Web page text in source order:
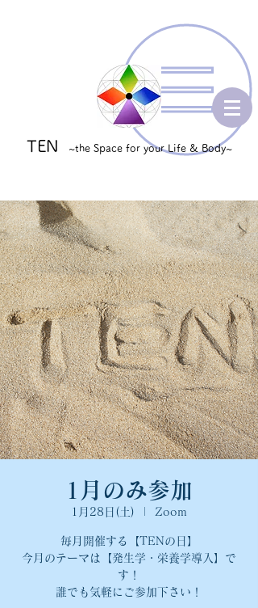
TEN ~the Space for your Life & Body~
1月のみ参加
1月28日(土) Zoom
毎月開催する【TENの日】
今月のテーマは【発生学・栄養学導入】で
す！
誰でも気軽にご参加下さい！